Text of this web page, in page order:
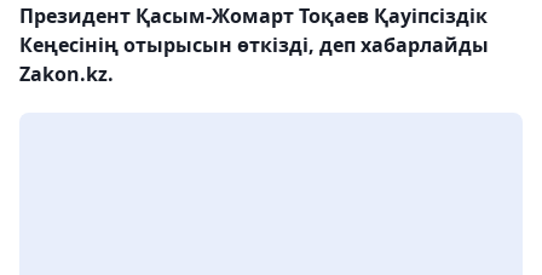
Президент Қасым-Жомарт Тоқаев Қауіпсіздік
Кеңесінің отырысын өткізді, деп хабарлайды
Zakon.kz.